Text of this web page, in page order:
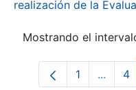
realización de la
Mostrando el
Página
1 ... 4